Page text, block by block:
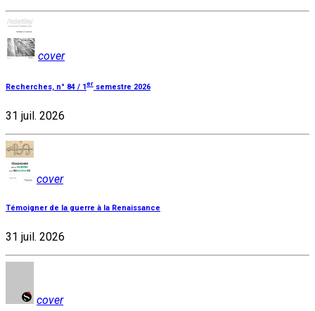
cover
Recherches, n° 84 / 1er semestre 2026
31 juil. 2026
cover
Témoigner de la guerre à la Renaissance
31 juil. 2026
cover